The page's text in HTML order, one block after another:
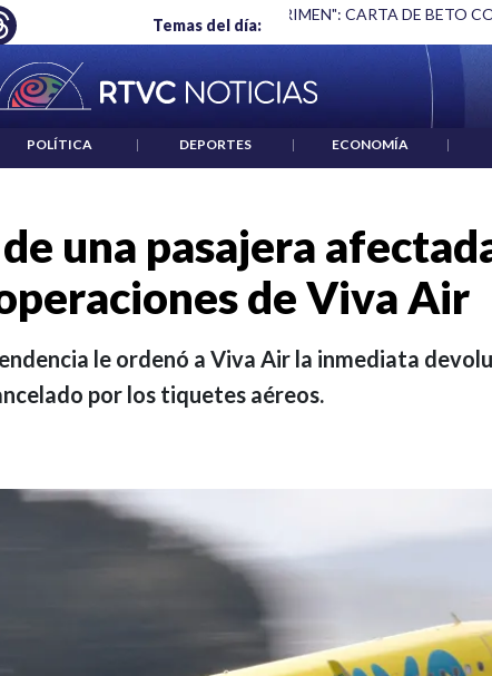
Temas del día:
CARTA DE BETO CORAL ABELARDO DE LA ESPRIELLA Y
POLÍTICA | DEPORTES | ECONOMÍA |
una pasajera
de Viva Air
le ordenó a Viva Air la inmediata
por los tiquetes aéreos.